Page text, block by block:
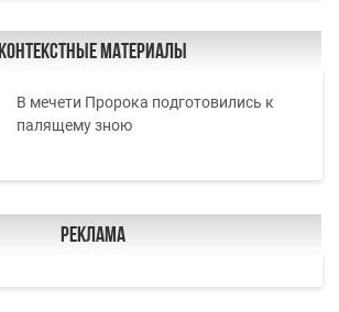
Контекстные материалы
В мечети Пророка подготовились к
палящему зною
Реклама